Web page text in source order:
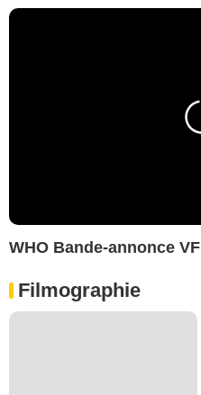
WHO Bande-annonce VF
Filmographie